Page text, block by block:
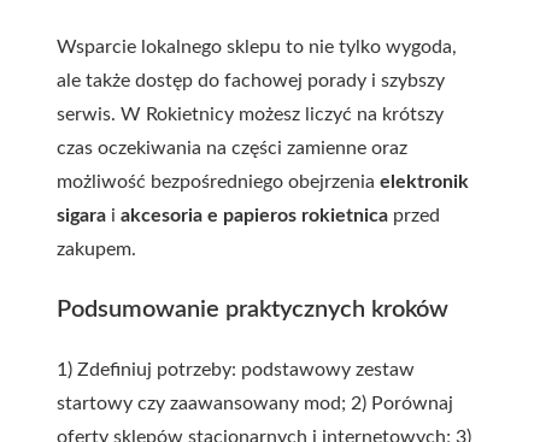
Wsparcie lokalnego sklepu to nie tylko wygoda,
ale także dostęp do fachowej porady i szybszy
serwis. W Rokietnicy możesz liczyć na krótszy
czas oczekiwania na części zamienne oraz
możliwość bezpośredniego obejrzenia elektronik
sigara i akcesoria e papieros rokietnica przed
zakupem.
Podsumowanie praktycznych kroków
1) Zdefiniuj potrzeby: podstawowy zestaw
startowy czy zaawansowany mod; 2) Porównaj
oferty sklepów stacjonarnych i internetowych; 3)